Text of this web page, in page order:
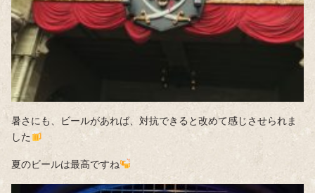
暑さにも、ビールがあれば、対抗できると改めて感じさせられま
した
夏のビールは最高ですね